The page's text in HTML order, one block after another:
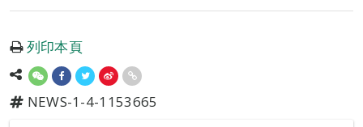
列印本頁
NEWS-1-4-1153665